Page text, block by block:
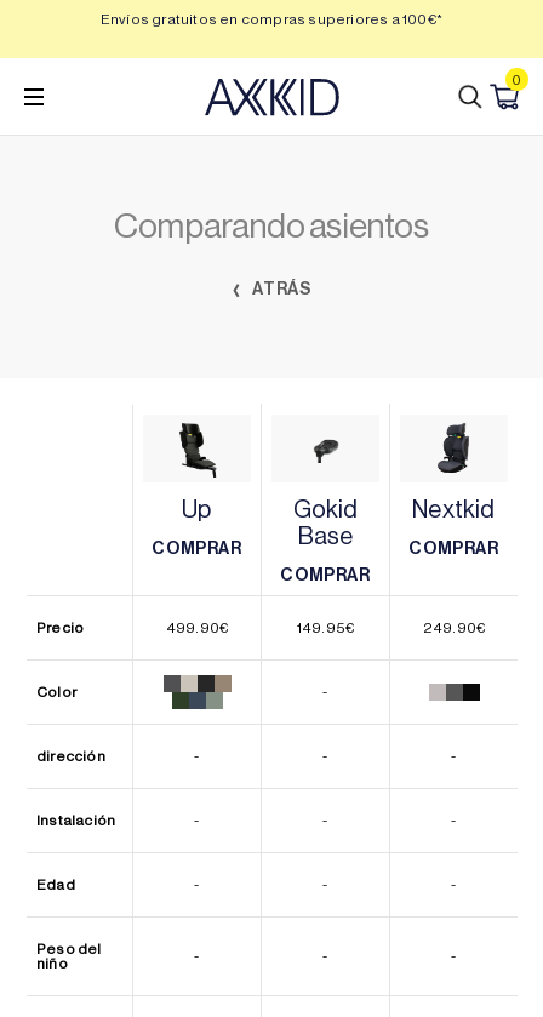
contenido
Envíos gratuitos en compras superiores a 100€*
0
Comparando asientos
ATRÁS
Up
COMPRAR
Gokid
Base
COMPRAR
COMPRAR
Nextkid
COMPRAR
Precio 499.90€ 149.95€ 249.90€
Color -
dirección - - -
Instalación - - -
Edad - - -
Peso del
niño
- - -